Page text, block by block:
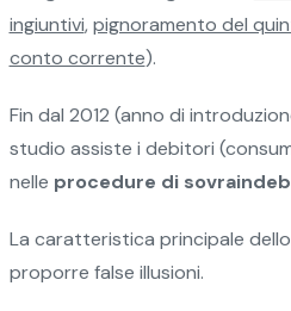
ingiuntivi,pignoramento del
conto corrente).
Fin dal 2012 (anno di
studio assiste i debitori
nelle procedure di
La caratteristica principale
proporre false illusioni.